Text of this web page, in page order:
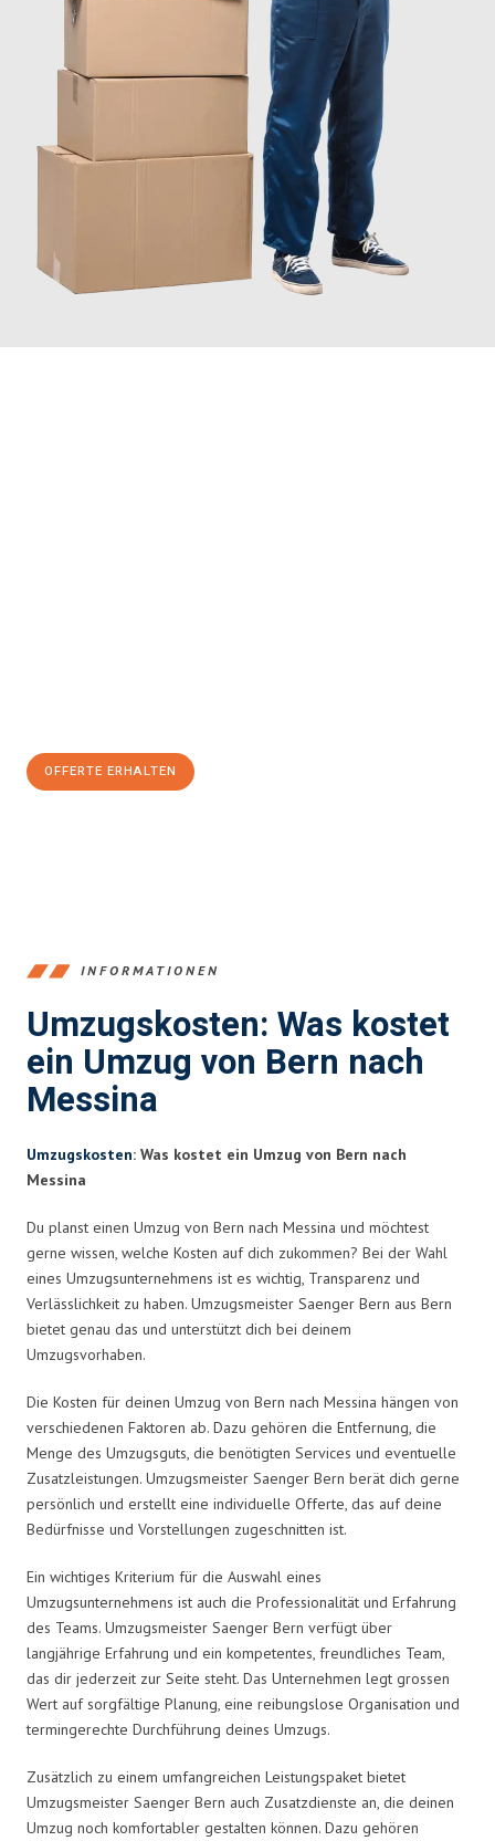
OFFERTE ERHALTEN
INFORMATIONEN
Umzugskosten: Was kostet
ein Umzug von Bern nach
Messina
Umzugskosten: Was kostet ein Umzug von Bern nach
Messina
Du planst einen Umzug von Bern nach Messina und möchtest
gerne wissen, welche Kosten auf dich zukommen? Bei der Wahl
eines Umzugsunternehmens ist es wichtig, Transparenz und
Verlässlichkeit zu haben. Umzugsmeister Saenger Bern aus Bern
bietet genau das und unterstützt dich bei deinem
Umzugsvorhaben.
Die Kosten für deinen Umzug von Bern nach Messina hängen von
verschiedenen Faktoren ab. Dazu gehören die Entfernung, die
Menge des Umzugsguts, die benötigten Services und eventuelle
Zusatzleistungen. Umzugsmeister Saenger Bern berät dich gerne
persönlich und erstellt eine individuelle Offerte, das auf deine
Bedürfnisse und Vorstellungen zugeschnitten ist.
Ein wichtiges Kriterium für die Auswahl eines
Umzugsunternehmens ist auch die Professionalität und Erfahrung
des Teams. Umzugsmeister Saenger Bern verfügt über
langjährige Erfahrung und ein kompetentes, freundliches Team,
das dir jederzeit zur Seite steht. Das Unternehmen legt grossen
Wert auf sorgfältige Planung, eine reibungslose Organisation und
termingerechte Durchführung deines Umzugs.
Zusätzlich zu einem umfangreichen Leistungspaket bietet
Umzugsmeister Saenger Bern auch Zusatzdienste an, die deinen
Umzug noch komfortabler gestalten können. Dazu gehören